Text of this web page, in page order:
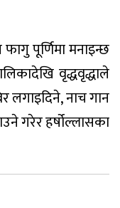
पूर्णिमा मनाइन्छ
वृद्धवृद्धाले
नाच गान
गरेर हर्षोल्लासका